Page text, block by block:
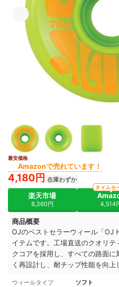
最安価格
Amazonで売れています！
4,180円 在庫わずか
楽天市場
8,360円 4,514
タイムセ
商品概要
OJのベストセラーウィール「OJ
イテムです。工場直送のクオリ
クコアを採用し、すべての路面
く再設計し、耐チップ性能を向上
ウィールタイプ ソフト